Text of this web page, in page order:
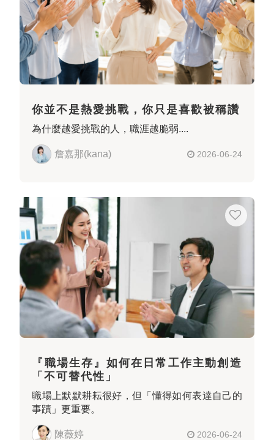
你並不是熱愛挑戰，你只是喜歡被稱讚
為什麼越愛挑戰的人，職涯越脆弱....
詹嘉那(kana) 2026-06-24
『職場生存』如何在日常工作主動創造
「不可替代性」
職場上默默耕耘很好，但「懂得如何表達自己的
事蹟」更重要。
陳薇婷 2026-06-24